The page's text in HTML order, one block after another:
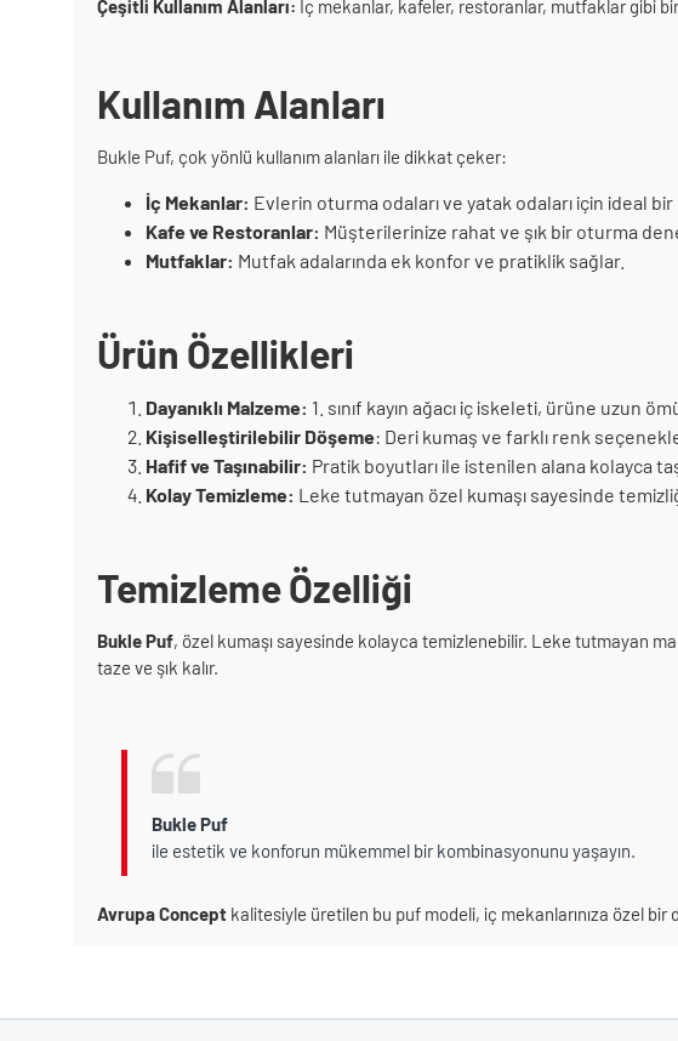
Çeşitli Kullanım Alanları: İç mekanlar, kafeler, restoranlar, mutfaklar gibi
Kullanım Alanları
Bukle Puf, çok yönlü kullanım alanları ile dikkat çeker:
İç Mekanlar: Evlerin oturma odaları ve yatak odaları için ideal
Kafe ve Restoranlar: Müşterilerinize rahat ve şık bir oturma
Mutfaklar: Mutfak adalarında ek konfor ve pratiklik sağlar.
Ürün Özellikleri
Dayanıklı Malzeme: 1. sınıf kayın ağacı iç iskeleti, ürüne uzun
Kişiselleştirilebilir Döşeme: Deri kumaş ve farklı renk
Hafif ve Taşınabilir: Pratik boyutları ile istenilen alana kolayca
Kolay Temizleme: Leke tutmayan özel kumaşı sayesinde
Temizleme Özelliği
Bukle Puf, özel kumaşı sayesinde kolayca temizlenebilir. Leke tutmayan
taze ve şık kalır.
Bukle Puf
ile estetik ve konforun mükemmel bir kombinasyonunu yaşayın.
Avrupa Concept kalitesiyle üretilen bu puf modeli, iç mekanlarınıza özel bir